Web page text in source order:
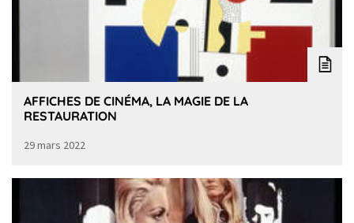
AFFICHES DE CINÉMA, LA MAGIE DE LA
RESTAURATION
29 mars 2022